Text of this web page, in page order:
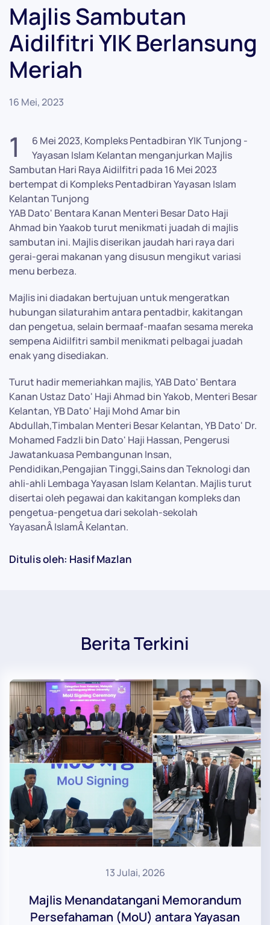
Majlis Sambutan
Aidilfitri YIK Berlansung
Meriah
16 Mei, 2023
1
6 Mei 2023, Kompleks Pentadbiran YIK Tunjong -
Yayasan Islam Kelantan menganjurkan Majlis
Sambutan Hari Raya Aidilfitri pada 16 Mei 2023
bertempat di Kompleks Pentadbiran Yayasan Islam
Kelantan Tunjong
YAB Dato' Bentara Kanan Menteri Besar Dato Haji
Ahmad bin Yaakob turut menikmati juadah di majlis
sambutan ini. Majlis diserikan jaudah hari raya dari
gerai-gerai makanan yang disusun mengikut variasi
menu berbeza.
Majlis ini diadakan bertujuan untuk mengeratkan
hubungan silaturahim antara pentadbir, kakitangan
dan pengetua, selain bermaaf-maafan sesama mereka
sempena Aidilfitri sambil menikmati pelbagai juadah
enak yang disediakan.
Turut hadir memeriahkan majlis, YAB Dato' Bentara
Kanan Ustaz Dato' Haji Ahmad bin Yakob, Menteri Besar
Kelantan, YB Dato' Haji Mohd Amar bin
Abdullah,Timbalan Menteri Besar Kelantan, YB Dato' Dr.
Mohamed Fadzli bin Dato' Haji Hassan, Pengerusi
Jawatankuasa Pembangunan Insan,
Pendidikan,Pengajian Tinggi,Sains dan Teknologi dan
ahli-ahli Lembaga Yayasan Islam Kelantan. Majlis turut
disertai oleh pegawai dan kakitangan kompleks dan
pengetua-pengetua dari sekolah-sekolah
YayasanÂ IslamÂ Kelantan.
Ditulis oleh: Hasif Mazlan
Berita Terkini
13 Julai, 2026
Majlis Menandatangani Memorandum
Persefahaman (MoU) antara Yayasan